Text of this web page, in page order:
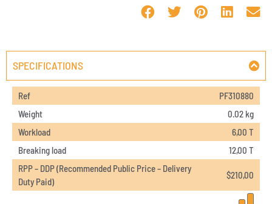
SPECIFICATIONS
Ref
PF310880
Weight
0.02 kg
Workload
6,00 T
Breaking load
12,00 T
RPP – DDP (Recommended Public Price – Delivery
Duty Paid)
$210,00